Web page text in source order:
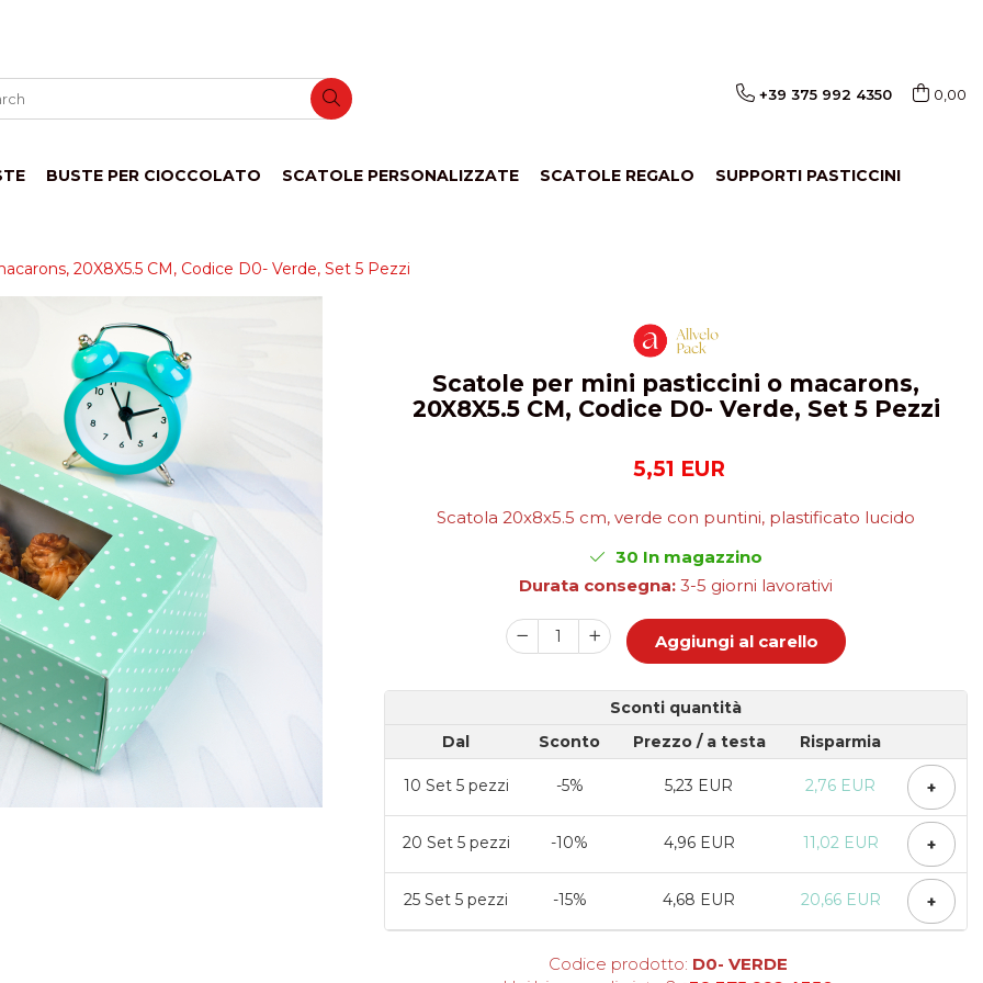
+39 375 992 4350 0,00
BUSTE PER CIOCCOLATO SCATOLE PERSONALIZZATE SCATOLE REGALO SUPPORTI PASTICCINI
20X8X5.5 CM, Codice D0- Verde, Set 5 Pezzi
Scatole per mini pasticcini o macarons,
20X8X5.5 CM, Codice D0- Verde, Set 5 Pezzi
5,51 EUR
Scatola 20x8x5.5 cm, verde con puntini, plastificato lucido
30 In magazzino
Durata consegna: 3-5 giorni lavorativi
Aggiungi al carello
Sconti quantità
Dal
Sconto Prezzo / a testa Risparmia
10 Set 5 pezzi -5% 5,23 EUR 2,76 EUR +
20 Set 5 pezzi -10% 4,96 EUR 11,02 EUR +
25 Set 5 pezzi -15% 4,68 EUR 20,66 EUR +
Codice prodotto: D0- VERDE